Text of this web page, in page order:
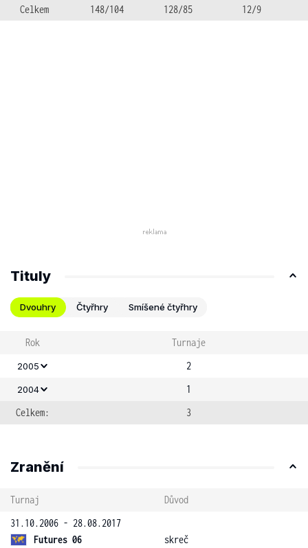
Celkem 148/104 128/85 12/9
Tituly
Dvouhry Čtyřhry Smíšené čtyřhry
Rok Turnaje
2005 2
2004
1
Celkem:
3
Zranění
Turnaj
Důvod
31.10.2006 - 28.08.2017
Futures 06
skreč